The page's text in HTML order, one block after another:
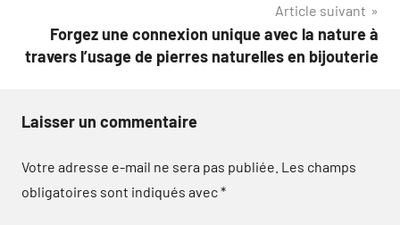
Article suivant
Forgez une connexion unique avec la nature à
travers l’usage de pierres naturelles en bijouterie
Laisser un commentaire
Votre adresse e-mail ne sera pas publiée. Les champs
obligatoires sont indiqués avec*